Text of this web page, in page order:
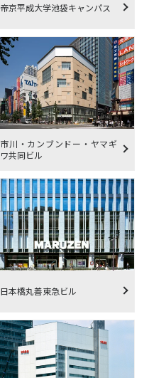
帝京平成大学池袋キャンパス
市川・カンブンドー・ヤマギ
ワ共同ビル
日本橋丸善東急ビル